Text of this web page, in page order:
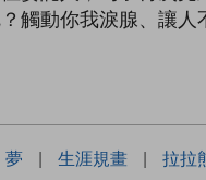
觸動你我淚腺、讓
夢 | 生涯規畫 | 拉拉